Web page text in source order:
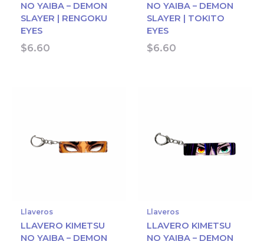
NO YAIBA – DEMON
SLAYER | RENGOKU
EYES
$6.60
NO YAIBA – DEMON
SLAYER | TOKITO
EYES
$6.60
Llaveros
LLAVERO KIMETSU
NO YAIBA – DEMON
Llaveros
LLAVERO KIMETSU
NO YAIBA – DEMON